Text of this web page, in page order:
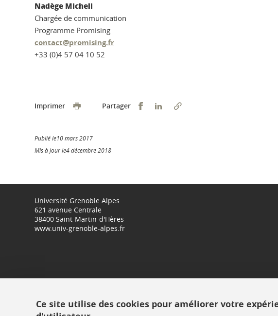
Nadège Micheli
Chargée de communication
Programme Promising
contact@promising.fr
+33 (0)4 57 04 10 52
Imprimer Partager Partager sur Facebook
Partager sur LinkedIn
Publié le10 mars 2017
Mis à jour le4 décembre 2018
Université Grenoble Alpes
621 avenue Centrale
38400 Saint-Martin-d'Hères
www.univ-grenoble-alpes.fr
Ce site utilise des cookies pour améliorer votre